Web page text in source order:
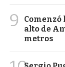
9
alto de
metros